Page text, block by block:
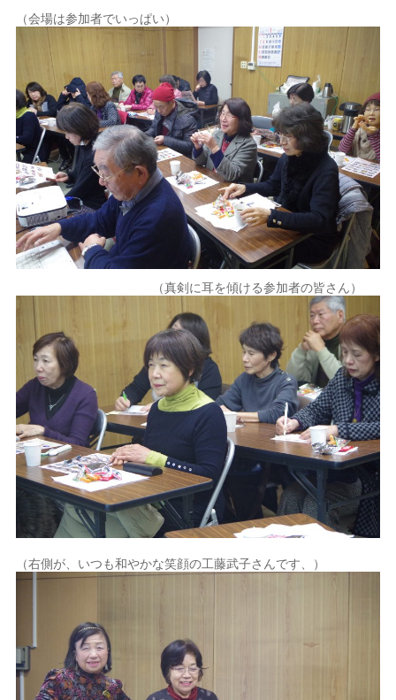
（会場は参加者でいっぱい）
（真剣に耳を傾ける参加者の皆さん）
（右側が、いつも和やかな笑顔の工藤武子さんです、）